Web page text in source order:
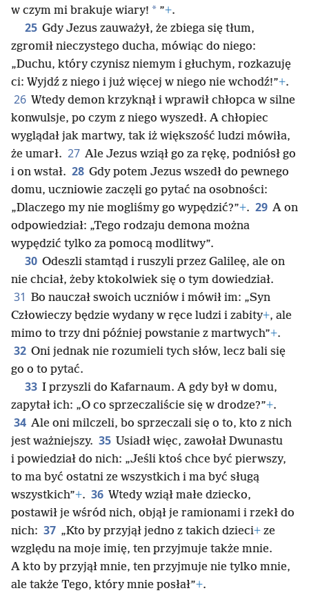
w czym mi brakuje wiary! * ”+.
25 Gdy Jezus zauważył, że zbiega się tłum,
zgromił nieczystego ducha, mówiąc do niego:
„Duchu, który czynisz niemym i głuchym, rozkazuję
ci: Wyjdź z niego i już więcej w niego nie wchodź!”+.
26 Wtedy demon krzyknął i wprawił chłopca w silne
konwulsje, po czym z niego wyszedł. A chłopiec
wyglądał jak martwy, tak iż większość ludzi mówiła,
że umarł. 27 Ale Jezus wziął go za rękę, podniósł go
i on wstał. 28 Gdy potem Jezus wszedł do pewnego
domu, uczniowie zaczęli go pytać na osobności:
„Dlaczego my nie mogliśmy go wypędzić?”+. 29 A on
odpowiedział: „Tego rodzaju demona można
wypędzić tylko za pomocą modlitwy”.
30 Odeszli stamtąd i ruszyli przez Galileę, ale on
nie chciał, żeby ktokolwiek się o tym dowiedział.
31 Bo nauczał swoich uczniów i mówił im: „Syn
Człowieczy będzie wydany w ręce ludzi i zabity+, ale
mimo to trzy dni później powstanie z martwych”+.
32 Oni jednak nie rozumieli tych słów, lecz bali się
go o to pytać.
33 I przyszli do Kafarnaum. A gdy był w domu,
zapytał ich: „O co sprzeczaliście się w drodze?”+.
34 Ale oni milczeli, bo sprzeczali się o to, kto z nich
jest ważniejszy. 35 Usiadł więc, zawołał Dwunastu
i powiedział do nich: „Jeśli ktoś chce być pierwszy,
to ma być ostatni ze wszystkich i ma być sługą
wszystkich”+. 36 Wtedy wziął małe dziecko,
postawił je wśród nich, objął je ramionami i rzekł do
nich: 37 „Kto by przyjął jedno z takich dzieci+ ze
względu na moje imię, ten przyjmuje także mnie.
A kto by przyjął mnie, ten przyjmuje nie tylko mnie,
ale także Tego, który mnie posłał”+.